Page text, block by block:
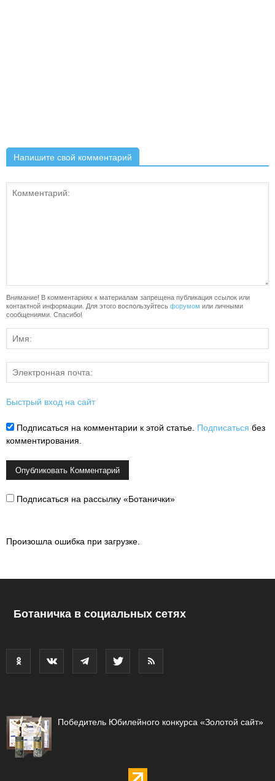
Напишите свой комментарий
Внимание! В комментариях к материалам запрещена публикация ссылок или
контактной информации. Для этого воспользуйтесь форумом или личными
сообщениями. Спасибо!
Быстрый вход на сайт
Подписаться на комментарии к этой статье. Подписаться без
комментирования.
Подписаться на рассылку «Ботанички»
Произошла ошибка при загрузке.
Ботаничка в социальных сетях
Победитель Юбилейного конкурса «Золотой сайт»